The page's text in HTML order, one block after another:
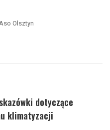
Olsztyn
dotyczące
klimatyzacji